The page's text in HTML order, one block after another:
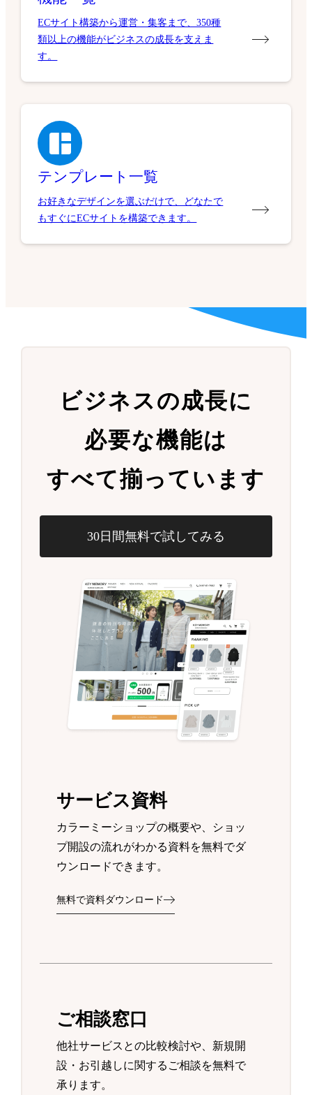
ECサイト構築から運営・集客まで、350種
類以上の機能がビジネスの成長を支えま
す。
テンプレート一覧
お好きなデザインを選ぶだけで、どなたで
もすぐにECサイトを構築できます。
ビジネスの成長に
必要な機能は
すべて揃っています
30日間無料で試してみる
サービス資料
カラーミーショップの概要や、ショッ
プ開設の流れがわかる資料を無料でダ
ウンロードできます。
無料で資料ダウンロード
ご相談窓口
他社サービスとの比較検討や、新規開
設・お引越しに関するご相談を無料で
承ります。